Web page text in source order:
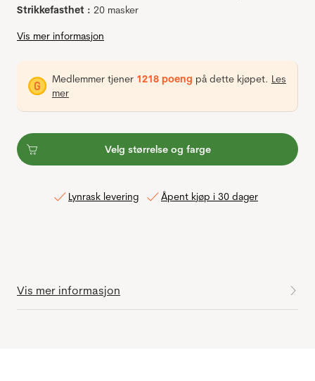
Strikkefasthet : 20 masker
Vis mer informasjon
Medlemmer tjener 1218 poeng på dette kjøpet. Les
mer
Velg størrelse og farge
Lynrask levering Åpent kjøp i 30 dager
Vis mer informasjon